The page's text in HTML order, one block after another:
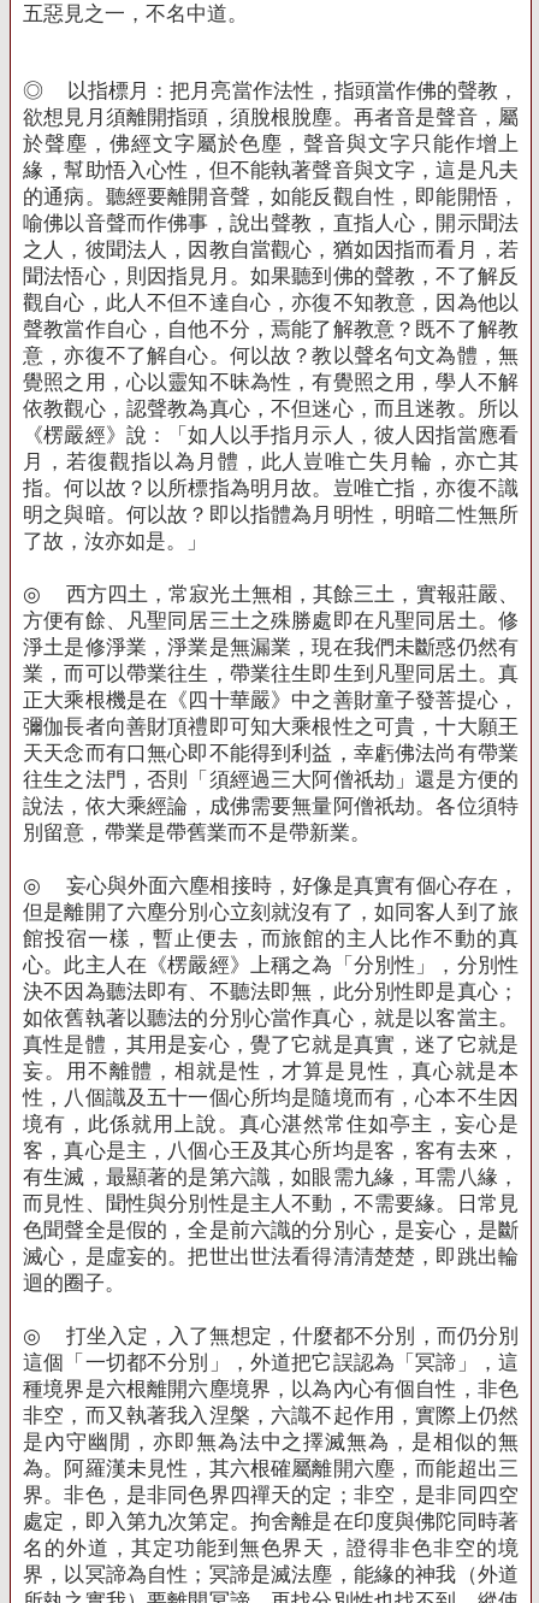
五惡見之一，不名中道。
◎ 以指標月：把月亮當作法性，指頭當作佛的聲教，
欲想見月須離開指頭，須脫根脫塵。再者音是聲音，屬
於聲塵，佛經文字屬於色塵，聲音與文字只能作增上
緣，幫助悟入心性，但不能執著聲音與文字，這是凡夫
的通病。聽經要離開音聲，如能反觀自性，即能開悟，
喻佛以音聲而作佛事，說出聲教，直指人心，開示聞法
之人，彼聞法人，因教自當觀心，猶如因指而看月，若
聞法悟心，則因指見月。如果聽到佛的聲教，不了解反
觀自心，此人不但不達自心，亦復不知教意，因為他以
聲教當作自心，自他不分，焉能了解教意？既不了解教
意，亦復不了解自心。何以故？教以聲名句文為體，無
覺照之用，心以靈知不昧為性，有覺照之用，學人不解
依教觀心，認聲教為真心，不但迷心，而且迷教。所以
《楞嚴經》說：「如人以手指月示人，彼人因指當應看
月，若復觀指以為月體，此人豈唯亡失月輪，亦亡其
指。何以故？以所標指為明月故。豈唯亡指，亦復不識
明之與暗。何以故？即以指體為月明性，明暗二性無所
了故，汝亦如是。」
◎
西方四土，常寂光土無相，其餘三土，實報莊嚴、
方便有餘、凡聖同居三土之殊勝處即在凡聖同居土。修
淨土是修淨業，淨業是無漏業，現在我們未斷惑仍然有
業，而可以帶業往生，帶業往生即生到凡聖同居土。真
正大乘根機是在《四十華嚴》中之善財童子發菩提心，
彌伽長者向善財頂禮即可知大乘根性之可貴，十大願王
天天念而有口無心即不能得到利益，幸虧佛法尚有帶業
往生之法門，否則「須經過三大阿僧祇劫」還是方便的
說法，依大乘經論，成佛需要無量阿僧祇劫。各位須特
別留意，帶業是帶舊業而不是帶新業。
◎
妄心與外面六塵相接時，好像是真實有個心存在，
但是離開了六塵分別心立刻就沒有了，如同客人到了旅
館投宿一樣，暫止便去，而旅館的主人比作不動的真
心。此主人在《楞嚴經》上稱之為「分別性」，分別性
決不因為聽法即有、不聽法即無，此分別性即是真心；
如依舊執著以聽法的分別心當作真心，就是以客當主。
真性是體，其用是妄心，覺了它就是真實，迷了它就是
妄。用不離體，相就是性，才算是見性，真心就是本
性，八個識及五十一個心所均是隨境而有，心本不生因
境有，此係就用上說。真心湛然常住如亭主，妄心是
客，真心是主，八個心王及其心所均是客，客有去來，
有生滅，最顯著的是第六識，如眼需九緣，耳需八緣，
而見性、聞性與分別性是主人不動，不需要緣。日常見
色聞聲全是假的，全是前六識的分別心，是妄心，是斷
滅心，是虛妄的。把世出世法看得清清楚楚，即跳出輪
迴的圈子。
◎
打坐入定，入了無想定，什麼都不分別，而仍分別
這個「一切都不分別」，外道把它誤認為「冥諦」，這
種境界是六根離開六塵境界，以為內心有個自性，非色
非空，而又執著我入涅槃，六識不起作用，實際上仍然
是內守幽閒，亦即無為法中之擇滅無為，是相似的無
為。阿羅漢未見性，其六根確屬離開六塵，而能超出三
界。非色，是非同色界四禪天的定；非空，是非同四空
處定，即入第九次第定。拘舍離是在印度與佛陀同時著
名的外道，其定功能到無色界天，證得非色非空的境
界，以冥諦為自性；冥諦是滅法塵，能緣的神我（外道